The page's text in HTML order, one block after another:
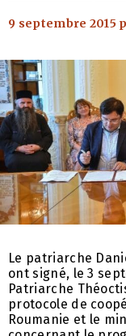
9 septembre 2015
Le patriarche
ont signé, le 3
Patriarche
protocole de
Roumanie et le